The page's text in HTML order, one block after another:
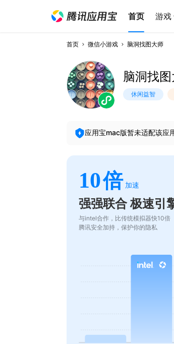
首页 游戏
首页 微信小游戏 脑洞找图大师
脑洞找
休闲益智
应用宝mac版暂未适配该应
10倍 加速
强强联合 极速引
与intel合作，比传统模拟器快10倍
腾讯安全加持，保护你的隐私